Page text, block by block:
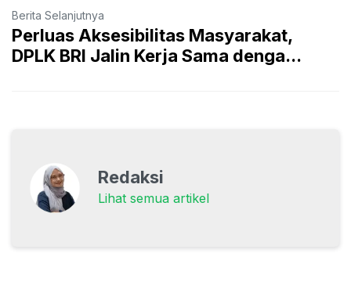
Berita Selanjutnya
Perluas Aksesibilitas Masyarakat,
DPLK BRI Jalin Kerja Sama denga...
Redaksi
Lihat semua artikel